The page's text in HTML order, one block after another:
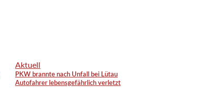
Aktuell
PKW brannte nach Unfall bei Lütau
Autofahrer lebensgefährlich verletzt